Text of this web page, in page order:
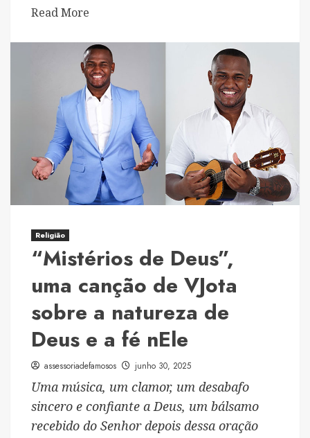
Read More
about
Valença
encerra
com
de
ouro
o
maior
São
Bahia
sua
1ª
edição
histórica
Religião
“Mistérios de Deus”,
uma canção de VJota
sobre a natureza de
Deus e a fé nEle
assessoriadefamosos junho 30, 2025
Uma música, um clamor, um desabafo
sincero e confiante a Deus, um bálsamo
recebido do Senhor depois dessa oração